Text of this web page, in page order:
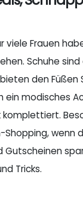
viele Frauen
Schuhe
den Füßen
ein modisches
komplettiert.
wenn
Gutscheinen
Tricks.